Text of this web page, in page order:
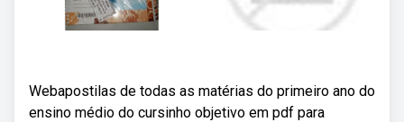
Webapostilas de todas as matérias do primeiro ano do
ensino médio do cursinho objetivo em pdf para